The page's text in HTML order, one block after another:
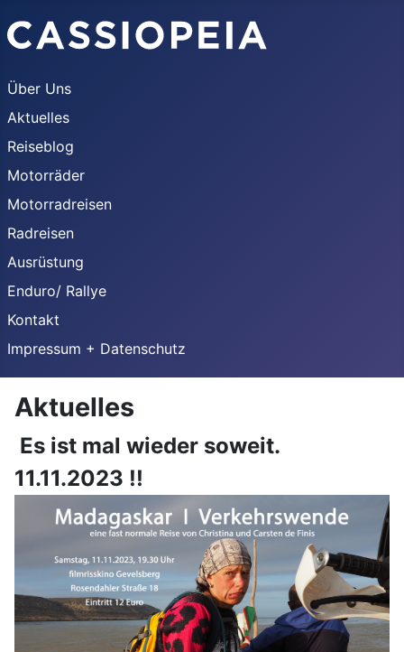
Über Uns
Aktuelles
Reiseblog
Motorräder
Motorradreisen
Radreisen
Ausrüstung
Enduro/ Rallye
Kontakt
Impressum + Datenschutz
Aktuelles
Es ist mal wieder soweit.
11.11.2023 !!